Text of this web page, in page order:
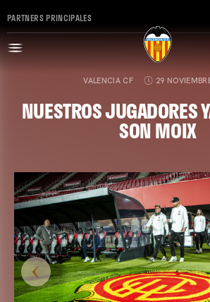
PARTNERS PRINCIPALES
VALENCIA CF 29
NUESTROS JUGADORES
SON MOIX